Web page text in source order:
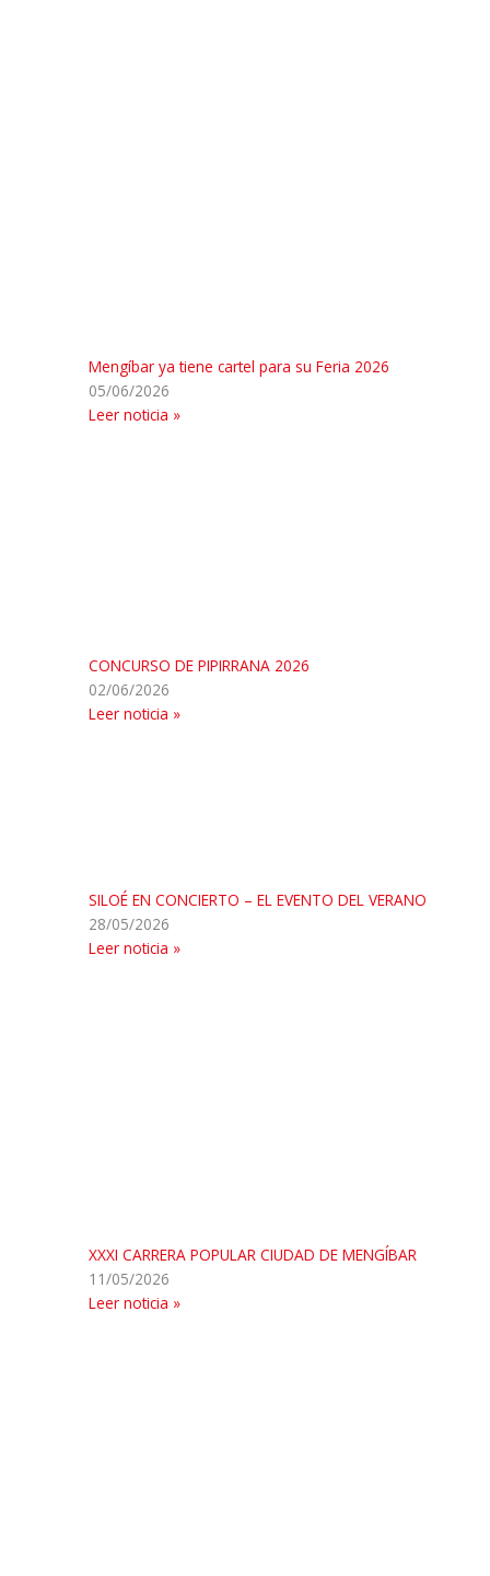
Mengíbar ya tiene cartel para su Feria 2026
05/06/2026
Leer noticia »
CONCURSO DE PIPIRRANA 2026
02/06/2026
Leer noticia »
SILOÉ EN CONCIERTO – EL EVENTO DEL VERANO
28/05/2026
Leer noticia »
XXXI CARRERA POPULAR CIUDAD DE MENGÍBAR
11/05/2026
Leer noticia »